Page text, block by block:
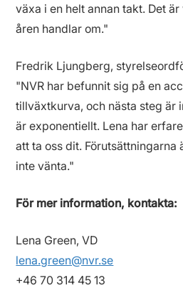
växa i en helt annan takt. Det
åren handlar om."
Fredrik Ljungberg,
"NVR har befunnit sig på en
tillväxtkurva, och nästa steg är
är exponentiellt. Lena har
att ta oss dit. Förutsättningarna
inte vänta."
För mer information, kontakta:
Lena Green, VD
lena.green@nvr.se
+46 70 314 45 13